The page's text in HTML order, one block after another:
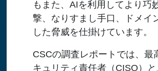
もまた、AIを利用してより巧
撃、なりすまし手口、ドメイ
した脅威を仕掛けています。
CSCの調査レポートでは、最
キュリティ責任者（CISO）と